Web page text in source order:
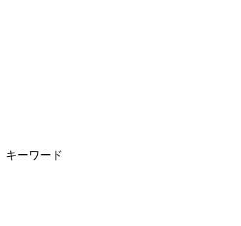
キーワード